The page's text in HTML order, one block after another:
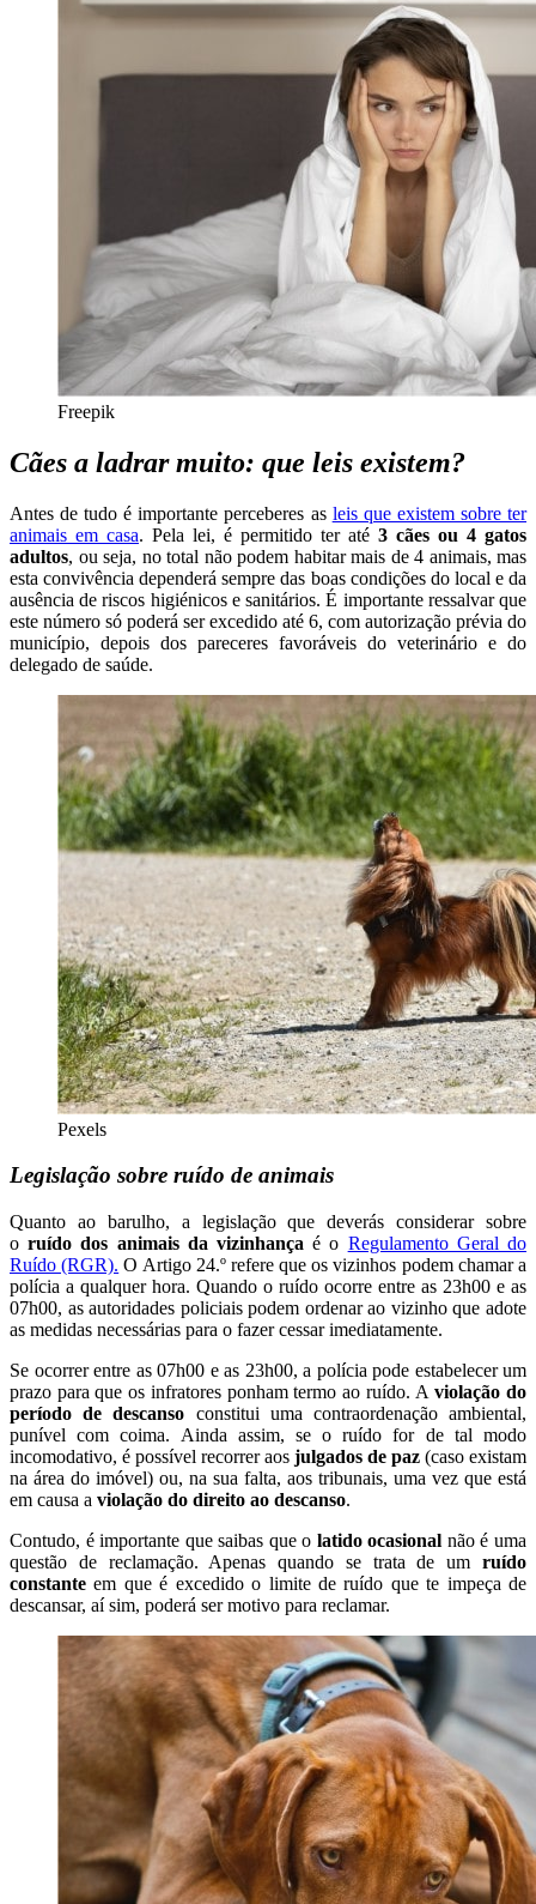
Freepik
Cães a ladrar muito: que leis existem?
Antes de tudo é importante perceberes as leis que existem sobre ter
animais em casa. Pela lei, é permitido ter até 3 cães ou 4 gatos
adultos, ou seja, no total não podem habitar mais de 4 animais, mas
esta convivência dependerá sempre das boas condições do local e da
ausência de riscos higiénicos e sanitários. É importante ressalvar que
este número só poderá ser excedido até 6, com autorização prévia do
município, depois dos pareceres favoráveis do veterinário e do
delegado de saúde.
Pexels
Legislação sobre ruído de animais
Quanto ao barulho, a legislação que deverás considerar sobre
o ruído dos animais da vizinhança é o Regulamento Geral do
Ruído (RGR). O Artigo 24.º refere que os vizinhos podem chamar a
polícia a qualquer hora. Quando o ruído ocorre entre as 23h00 e as
07h00, as autoridades policiais podem ordenar ao vizinho que adote
as medidas necessárias para o fazer cessar imediatamente.
Se ocorrer entre as 07h00 e as 23h00, a polícia pode estabelecer um
prazo para que os infratores ponham termo ao ruído. Aviolação do
período de descanso constitui uma contraordenação ambiental,
punível com coima. Ainda assim, se o ruído for de tal modo
incomodativo, é possível recorrer aos julgados de paz (caso existam
na área do imóvel) ou, na sua falta, aos tribunais, uma vez que está
em causa a violação do direito ao descanso.
Contudo, é importante que saibas que o latido ocasional não é uma
questão de reclamação. Apenas quando se trata de um ruído
constante em que é excedido o limite de ruído que te impeça de
descansar, aí sim, poderá ser motivo para reclamar.